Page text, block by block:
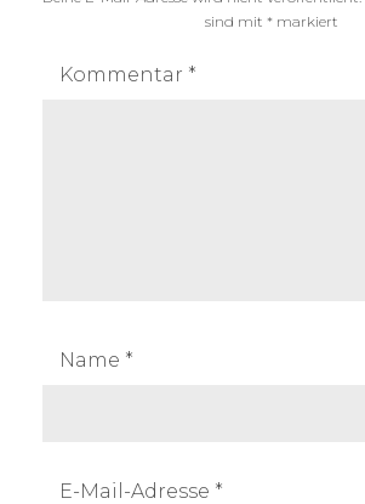
sind mit * markiert
Kommentar *
Name *
E-Mail-Adresse *